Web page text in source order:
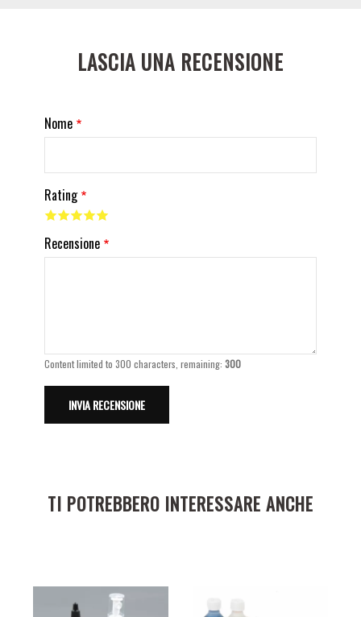
LASCIA UNA RECENSIONE
Nome
Rating
Recensione
Content limited to 300 characters, remaining:300
TI POTREBBERO INTERESSARE ANCHE